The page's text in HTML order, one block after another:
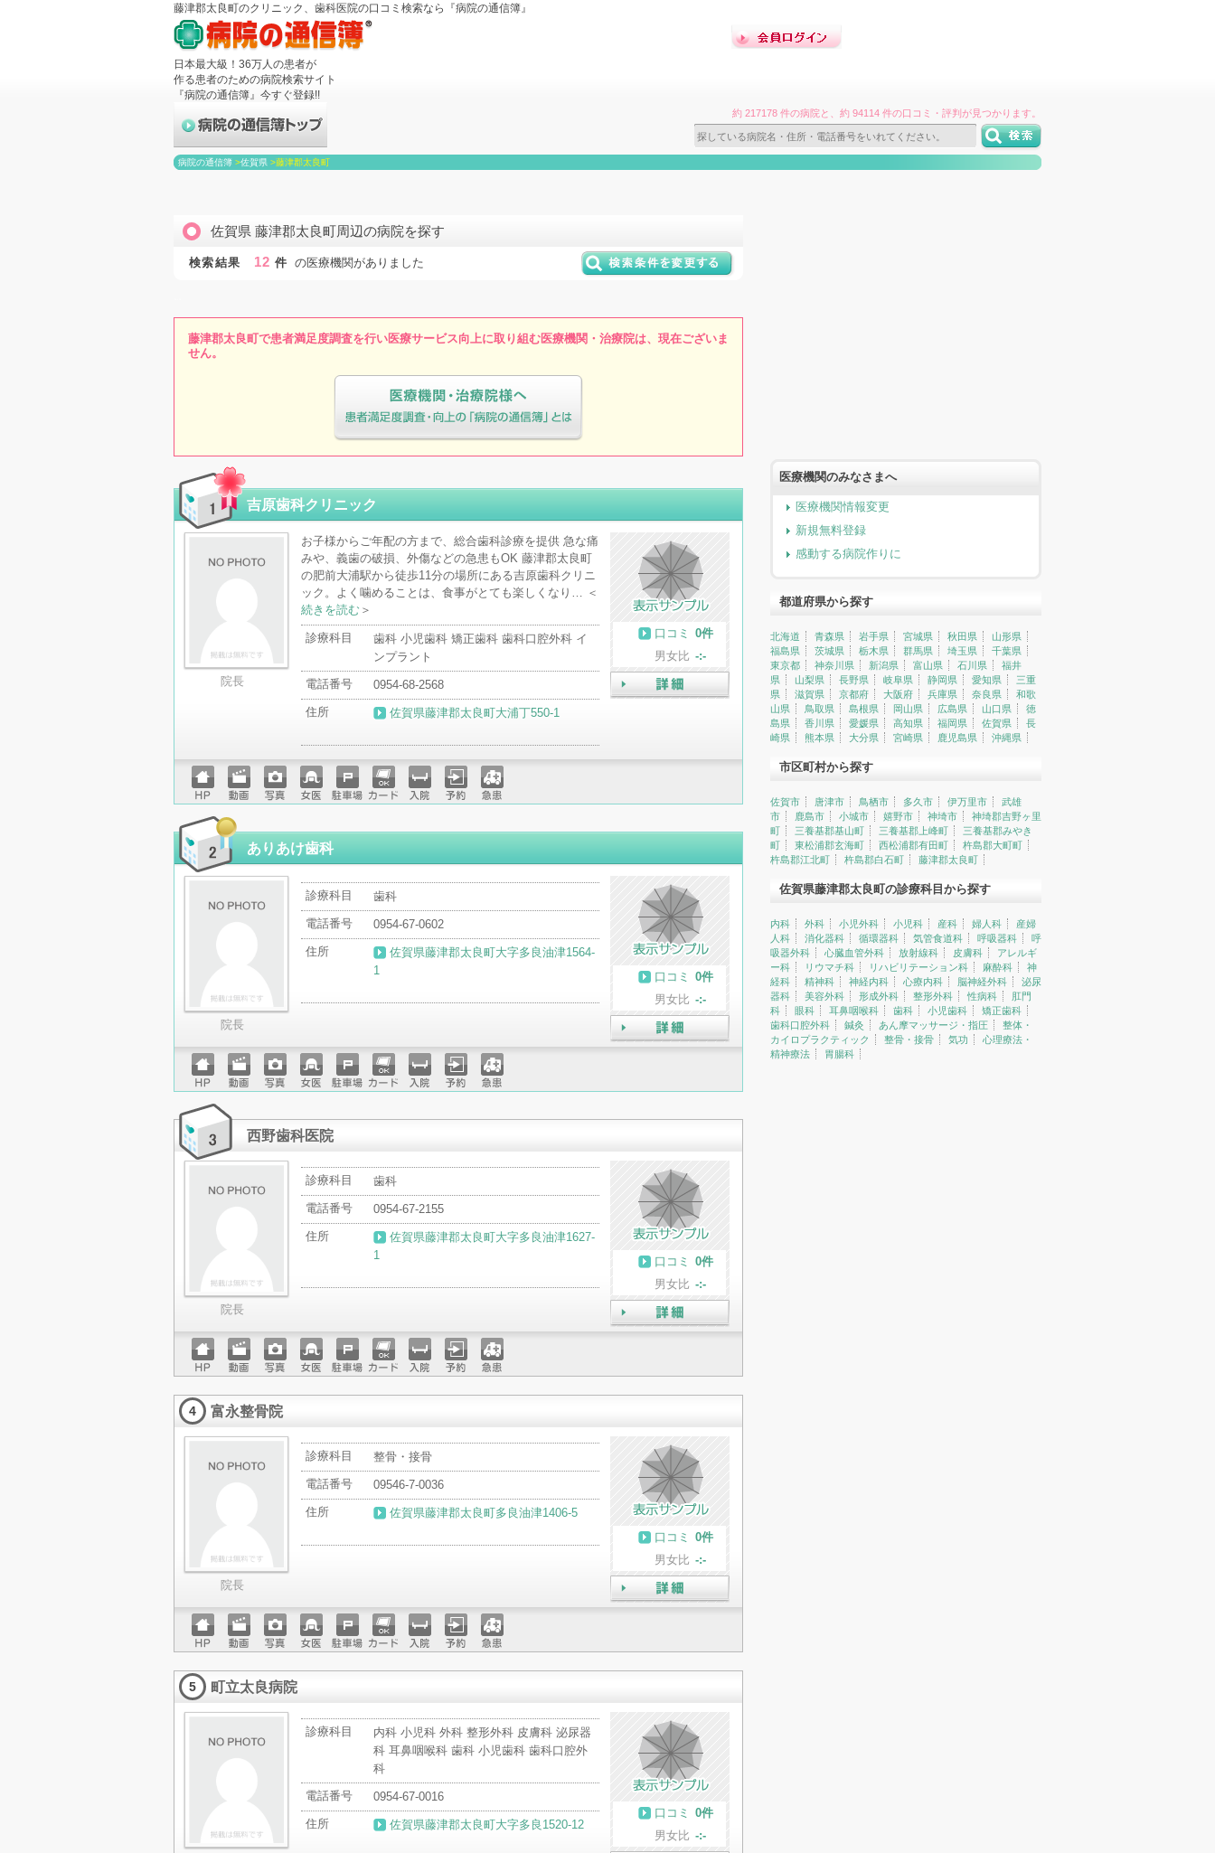
藤津郡太良町のクリニック、歯科医院の口コミ検索なら『病院の通信簿』
日本最大級！36万人の患者が
作る患者のための病院検索サイト
『病院の通信簿』今すぐ登録!!
約 217178 件の病院と、約 94114 件の口コミ・評判が見つかります。
病院の通信簿 >佐賀県 >藤津郡太良町
佐賀県 藤津郡太良町周辺の病院を探す
検索結果 12 件 の医療機関がありました
藤津郡太良町で患者満足度調査を行い医療サービス向上に取り組む医療機関・治療院は、現在ございま
せん。
吉原歯科クリニック
院長
お子様からご年配の方まで、総合歯科診療を提供 急な痛
みや、義歯の破損、外傷などの急患もOK 藤津郡太良町
の肥前大浦駅から徒歩11分の場所にある吉原歯科クリニ
ック。よく噛めることは、食事がとても楽しくなり… ＜
続きを読む ＞
診療科目
歯科 小児歯科 矯正歯科 歯科口腔外科 イ
ンプラント
電話番号
0954-68-2568
住所
佐賀県藤津郡太良町大浦丁550-1
口コミ
0件
男女比 -:-
ホーム
ページ
動画 写真 女医 駐車場クレジ
ード
入院 予約 急患
ありあけ歯科
院長
診療科目
歯科
電話番号
0954-67-0602
住所
佐賀県藤津郡太良町大字多良油津1564-
1
口コミ
0件
男女比 -:-
詳細
ホーム
ページ
動画 写真 女医 駐車場クレジ入院 予約 急患
西野歯科医院
院長
診療科目
歯科
電話番号
0954-67-2155
住所
佐賀県藤津郡太良町大字多良油津1627-
1
口コミ
0件
男女比 -:-
詳細
ホーム
ページ
動画 写真 女医 駐車場クレジ
ットカ
入院 予約 急患
4 富永整骨院
院長
診療科目
整骨・接骨
電話番号
09546-7-0036
住所
佐賀県藤津郡太良町多良油津1406-5
口コミ
0件
男女比 -:-
詳細
ホーム
ページ
動画 写真 女医 駐車場クレジ
ットカ
入院 予約 急患
5 町立太良病院
診療科目
内科 小児科 外科 整形外科 皮膚科 泌尿器
科 耳鼻咽喉科 歯科 小児歯科 歯科口腔外
科
電話番号
0954-67-0016
住所
佐賀県藤津郡太良町大字多良1520-12
口コミ
0件
男女比 -:-
医療機関のみなさまへ
医療機関情報変更
新規無料登録
感動する病院作りに
都道府県から探す
北海道 青森県 岩手県 宮城県 秋田県
山形県
福島県
茨城県 栃木県 群馬県 埼玉県
千葉県
東京都
神奈川県 新潟県 富山県 石川県
福井
県
山梨県 長野県 岐阜県 静岡県 愛知県
三重
県
滋賀県 京都府 大阪府 兵庫県 奈良県
和歌
山県
鳥取県 島根県 岡山県 広島県 山口県
徳
島県
香川県 愛媛県 高知県 福岡県 佐賀県
長
崎県
熊本県 大分県 宮崎県 鹿児島県 沖縄県
市区町村から探す
佐賀市 唐津市 鳥栖市 多久市 伊万里市
武雄
市
鹿島市 小城市 嬉野市 神埼市
神埼郡吉野ヶ里
町
三養基郡基山町 三養基郡上峰町
三養基郡みやき
町
東松浦郡玄海町 西松浦郡有田町
杵島郡大町町
杵島郡江北町
杵島郡白石町 藤津郡太良町
佐賀県藤津郡太良町の診療科目から探す
内科 外科 小児外科 小児科 産科 婦人科
産婦
人科
消化器科 循環器科 気管食道科 呼吸器科
呼
吸器外科
心臓血管外科 放射線科 皮膚科
アレルギ
ー科
リウマチ科 リハビリテーション科 麻酔科
神
経科
精神科 神経内科 心療内科 脳神経外科
泌尿
器科
美容外科 形成外科 整形外科 性病科
肛門
科
眼科 耳鼻咽喉科 歯科 小児歯科
矯正歯科
歯科口腔外科
鍼灸 あん摩マッサージ・指圧
整体・
カイロプラクティック
整骨・接骨 気功
心理療法・
精神療法
胃腸科